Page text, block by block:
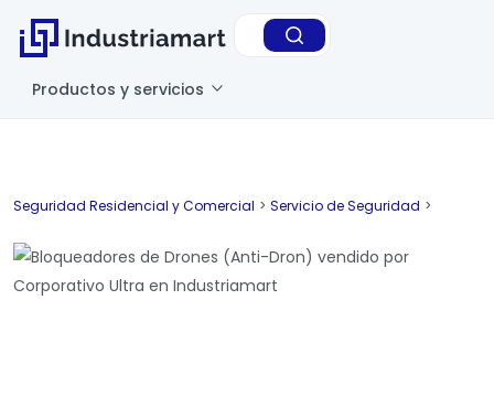
Productos y servicios
Seguridad Residencial y Comercial > Servicio de Seguridad >